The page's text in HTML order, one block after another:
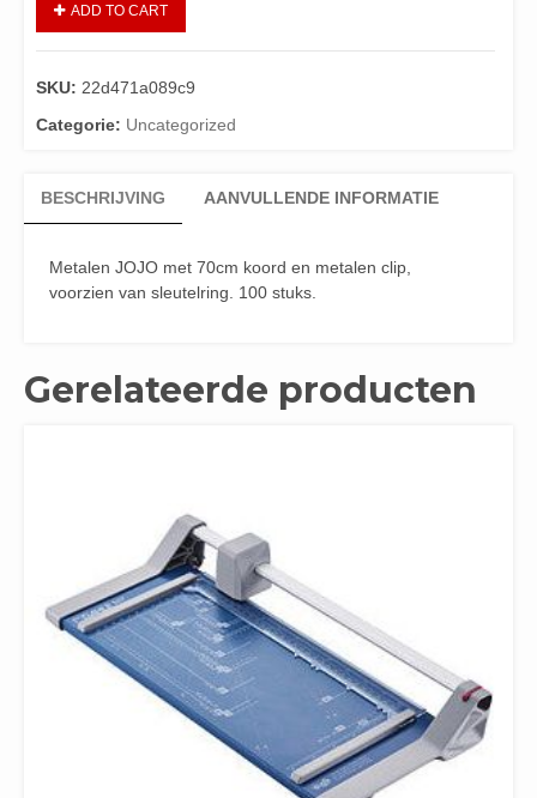
ADD TO CART
SKU: 22d471a089c9
Categorie: Uncategorized
BESCHRIJVING AANVULLENDE INFORMATIE
Metalen JOJO met 70cm koord en metalen clip,
voorzien van sleutelring. 100 stuks.
Gerelateerde producten